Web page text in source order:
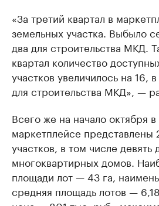
«За третий квартал в
земельных участка. Выбыло
два для строительства МКД.
квартал количество
участков увеличилось на 16,
для строительства МКД», —
Всего же на начало октября
маркетплейсе представлены
участков, в том числе девять
многоквартирных домов.
площади лот — 43 га,
средняя площадь лотов —